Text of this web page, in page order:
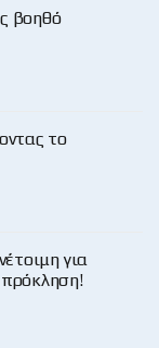
βοηθό
το
για
πρόκληση!